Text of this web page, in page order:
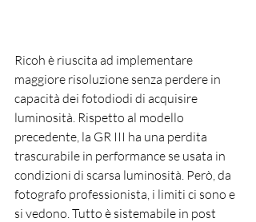
Ricoh è riuscita ad implementare
maggiore risoluzione senza perdere in
capacità dei fotodiodi di acquisire
luminosità. Rispetto al modello
precedente, la GR III ha una perdita
trascurabile in performance se usata in
condizioni di scarsa luminosità. Però, da
fotografo professionista, i limiti ci sono e
si vedono. Tutto è sistemabile in post